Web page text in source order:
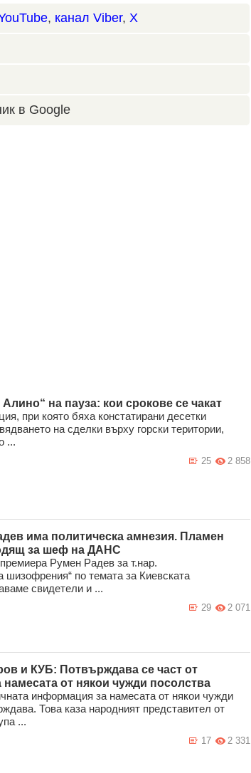
, канал Viber, X
в Google
на пауза: кои срокове се чакат
при която бяха констатирани десетки
на сделки върху горски територии,
...
2 858
25
има политическа амнезия. Пламен
за шеф на ДАНС
Румен Радев за т.нар.
шизофрения“ по темата за Киевската
свидетели и ...
2 071
29
и КУБ: Потвърждава се част от
от някои чужди посолства
информация за намесата от някои чужди
Това каза народният представител от
...
2 331
17